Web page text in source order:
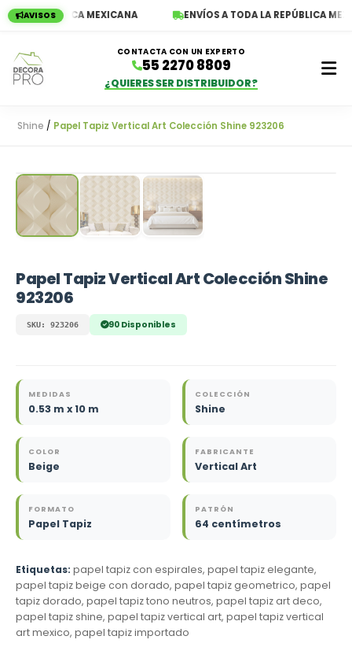
AVISOS
LA REPÚBLICA MEXICANA ENVÍOS A TODA LA REPÚBLICA
CONTACTA CON UN EXPERTO
55 2270 8809
¿QUIERES SER DISTRIBUIDOR?
Shine / Papel Tapiz Vertical Art Colección Shine 923206
Papel Tapiz Vertical Art Colección Shine
923206
SKU: 923206 90 Disponibles
MEDIDAS
0.53 m x 10 m
COLECCIÓN
Shine
COLOR
Beige
FABRICANTE
Vertical Art
FORMATO
Papel Tapiz
PATRÓN
64 centímetros
Etiquetas: papel tapiz con espirales, papel tapiz elegante,
papel tapiz beige con dorado, papel tapiz geometrico, papel
tapiz dorado, papel tapiz tono neutros, papel tapiz art deco,
papel tapiz shine, papel tapiz vertical art, papel tapiz vertical
art mexico, papel tapiz importado